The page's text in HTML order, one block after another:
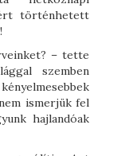
történhetett
– tette
szemben
ismerjük fel
hajlandóak